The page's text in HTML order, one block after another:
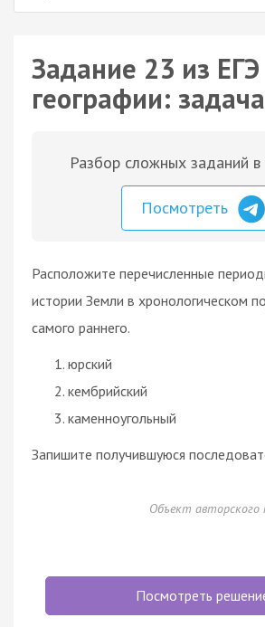
Задание 23 из
географии:
Разбор сложных заданий в
Посмотреть
Расположите перечисленные
истории Земли в хронологическом
самого раннего.
юрский
кембрийский
каменноугольный
Запишите получившуюся
Объект авторского
Посмотреть